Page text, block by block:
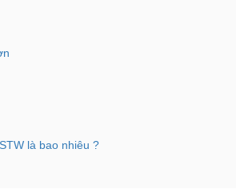
là bao nhiêu ?